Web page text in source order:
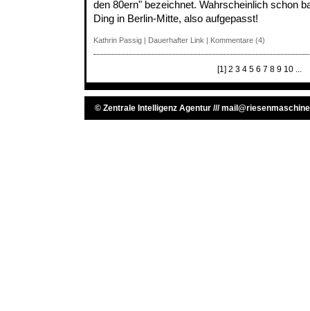
den 80ern" bezeichnet. Wahrscheinlich schon
Ding in Berlin-Mitte, also aufgepasst!
Kathrin Passig| Dauerhafter Link | Kommentare (4)
[1] 2 3 4 5 6 7 8 9 10 ...
© Zentrale Intelligenz Agentur///